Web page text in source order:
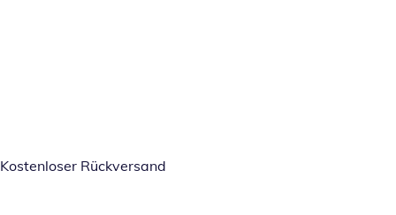
Kostenloser Rückversand